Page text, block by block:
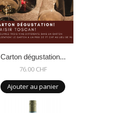
Carton dégustation...
76.00 CHF
Ajouter au panier